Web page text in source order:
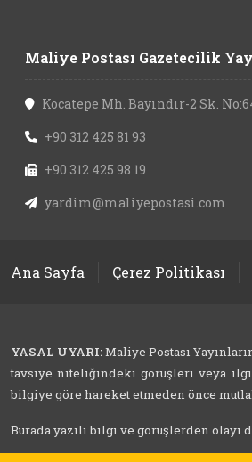
Maliye Postası Gazetecilik
Kocatepe Mh. Bayındır-2 Sk.
+90 312 425 81 93
+90 312 425 98 19
yardim@maliyepostasi.com
Ana Sayfa Çerez Politikası
YASAL UYARI:Maliye Postası
tavsiye niteliğindeki görüşleri veya
bilgiye göre hareket etmeden önce
Burada yazılı bilgi ve görüşlerden